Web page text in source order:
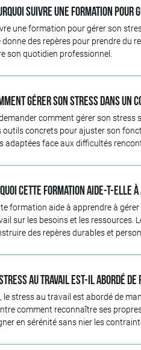
suivre une formation pour
une formation pour gérer son
donne des repères pour prendre du
son quotidien professionnel.
gérer son stress dans
comment gérer son stress
outils concrets pour ajuster son
adaptées face aux difficultés
cette formation aide-t-elle
formation aide à apprendre à
sur les besoins et les ressources.
des repères durables et
au travail est-il abordé de
le stress au travail est abordé de
comment reconnaître ses
en sérénité sans nier les